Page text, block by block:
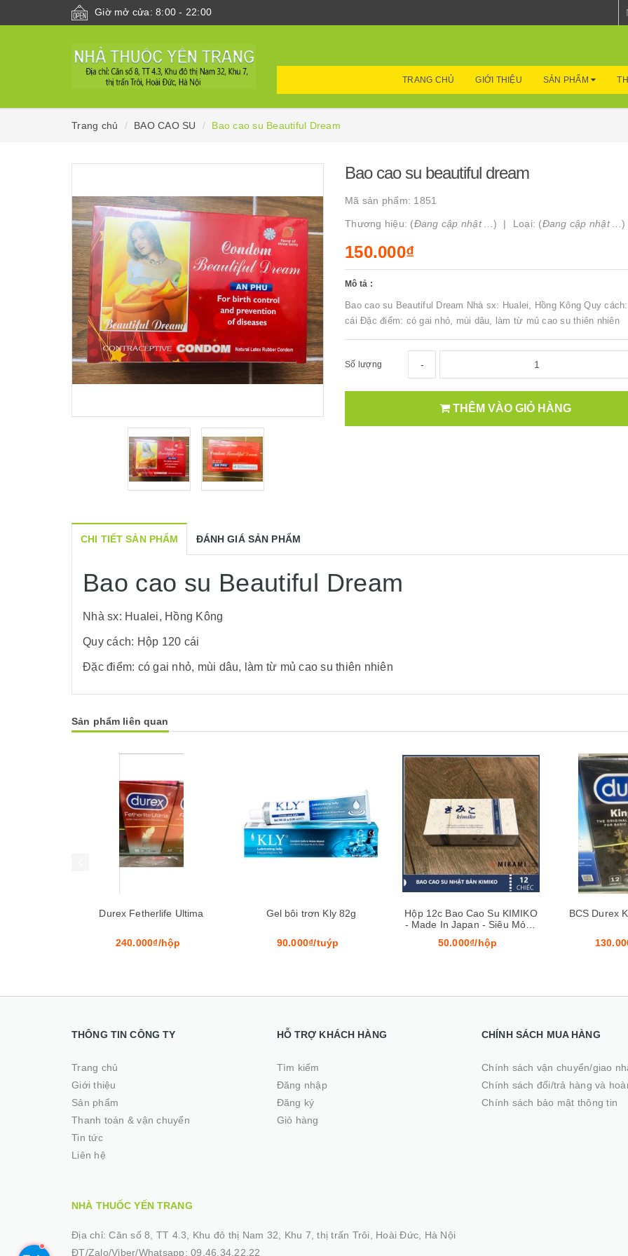
Giờ mở cửa: 8:00 - 22:00
TRANG CHỦ GIỚI THIỆU SẢN PHẨM
Trang chủ BAO CAO SU Bao cao su Beautiful Dream
Bao cao su beautiful dream
Mã sản phẩm: 1851
Thương hiệu: (Đang cập nhật ... ) Loại: (Đang cập nhật ... )
150.000₫
Mô tả :
Bao cao su Beautiful Dream Nhà sx: Hualei, Hồng Kông Quy
cái Đặc điểm: có gai nhỏ, mùi dâu, làm từ mủ cao su thiên nhiên
Số lượng -
THÊM VÀO GIỎ HÀNG
CHI TIẾT SẢN PHẨM ĐÁNH GIÁ SẢN PHẨM
Bao cao su Beautiful Dream
Nhà sx: Hualei, Hồng Kông
Quy cách: Hộp 120 cái
Đặc điểm: có gai nhỏ, mùi dâu, làm từ mủ cao su thiên nhiên
Sản phẩm liên quan
Xem nhanh
Durex Fetherlife Ultima
240.000₫/hộp
Gel bôi trơn Kly 82g
90.000₫/tuýp
Hộp 12c Bao Cao Su KIMIKO
- Made In Japan - Siêu Mỏng
50.000₫/hộp
Mua hàng
BCS Durex
Mua hàng Mua hàng
THÔNG TIN CÔNG TY
Trang chủ
Giới thiệu
Sản phẩm
Thanh toán & vận chuyển
Tin tức
Liên hệ
HỖ TRỢ KHÁCH HÀNG
Tìm kiếm
Đăng nhập
Đăng ký
Giỏ hàng
CHÍNH SÁCH MUA HÀNG
Chính sách vận chuyển/giao
Chính sách đổi/trả hàng và
Chính sách bảo mật thông tin
NHÀ THUỐC YẾN TRANG
Địa chỉ:Căn số 8, TT 4.3, Khu đô thị Nam 32, Khu 7, thị trấn Trôi, Hoài Đức, Hà Nội
ĐT/Zalo/Viber/Whatsapp: 09.46.34.22.22